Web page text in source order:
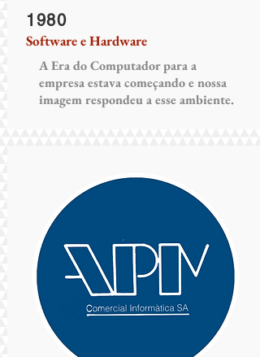
1980
Software e Hardware
A Era do Computador para a
empresa estava começando e nossa
imagem respondeu a esse ambiente.